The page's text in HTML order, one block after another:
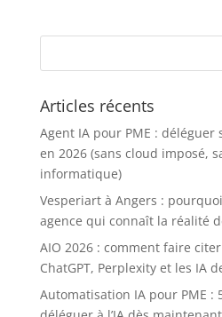
Articles récents
Agent IA pour PME : déléguer
en 2026 (sans cloud imposé,
informatique)
Vesperiart à Angers :
agence qui connaît la réalité
AIO 2026 : comment faire
ChatGPT, Perplexity et les IA
Automatisation IA pour PME :